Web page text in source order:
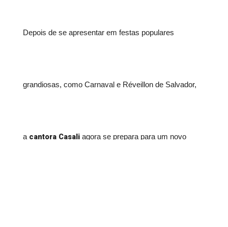
Depois de se apresentar em festas populares
grandiosas, como Carnaval e Réveillon de Salvador,
a cantora Casaliagora se prepara para um novo